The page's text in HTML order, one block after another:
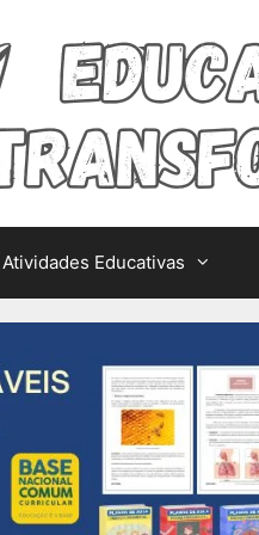
Atividades Educativas